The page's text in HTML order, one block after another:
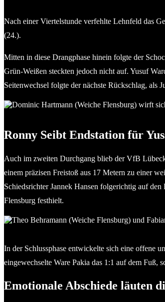
Nach einer Viertelstunde verfehlte Lehnfeld das
(24.).
Mitten in diese Drangphase hinein folgte der
Grün-Weißen steckten jedoch nicht auf. Yusuf
Seitenwechsel folgte der nächste Rückschlag, als
Ronny Seibt Endstation für
Auch im zweiten Durchgang blieb der VfB
einem präzisen Freistoß aus 17 Metern zu einer
Schiedsrichter Jannek Hansen folgerichtig auf
Flensburg festhielt.
In der Schlussphase entwickelte sich eine offene
eingewechselte Ware Pakia das 1:1 auf dem Fuß,
Emotionale Abschiede läuten